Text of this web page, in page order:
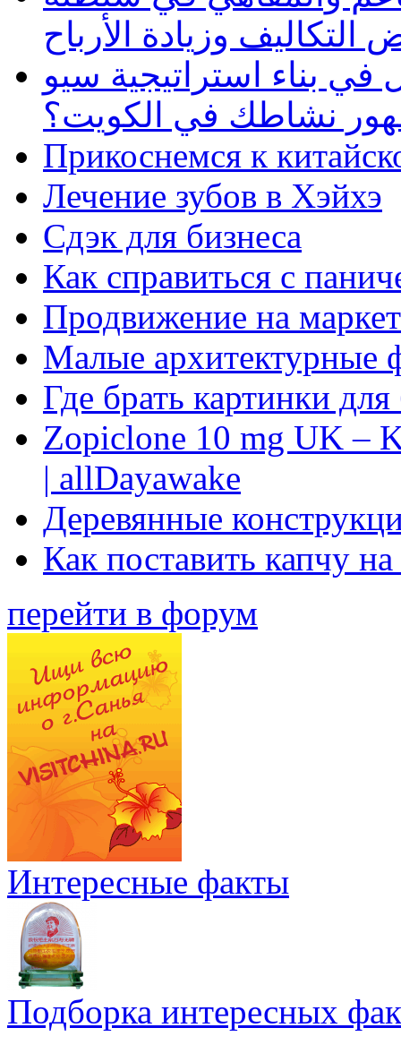
وزيادة الأرباح
بناء استراتيجية سيو
نشاطك في الكويت؟
Прикоснемся к
Лечение зубов в Хэйхэ
Сдэк для бизнеса
Как справиться с
Продвижение на
Малые архитектурные
Где брать картинки
Zopiclone 10 mg UK –
| allDayawake
Деревянные
Как поставить капчу
перейти в форум
Интересные факты
Подборка интересных